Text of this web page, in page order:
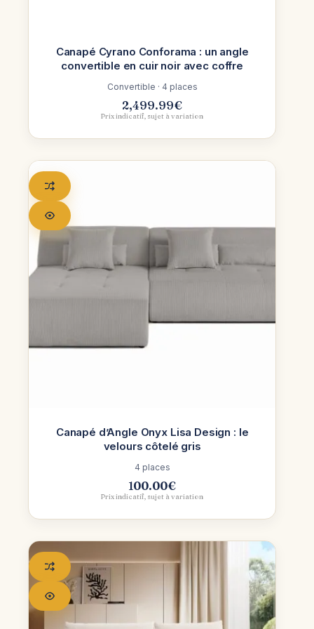
Canapé Cyrano Conforama : un angle
convertible en cuir noir avec coffre
Convertible · 4 places
2,499.99€
Prix indicatif, sujet à variation
Canapé d’Angle Onyx Lisa Design : le
velours côtelé gris
4 places
100.00€
Prix indicatif, sujet à variation